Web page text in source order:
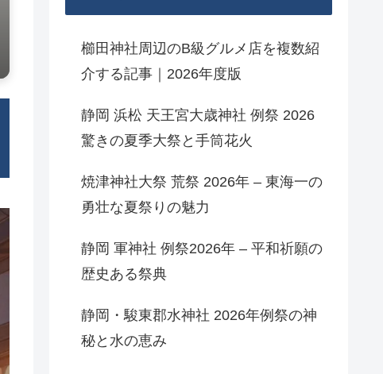
櫛田神社周辺のB級グルメ店を複数紹
介する記事｜2026年度版
静岡 浜松 天王宮大歳神社 例祭 2026
驚きの夏季大祭と手筒花火
焼津神社大祭 荒祭 2026年 – 東海一の
勇壮な夏祭りの魅力
静岡 軍神社 例祭2026年 – 平和祈願の
歴史ある祭典
静岡・駿東郡水神社 2026年例祭の神
秘と水の恵み